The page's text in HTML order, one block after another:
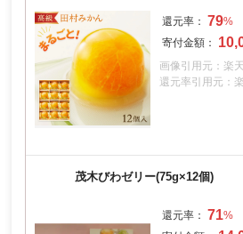
79
画像引用元：楽
還元率引用元：
茂木びわゼリー(75g×12個)
71